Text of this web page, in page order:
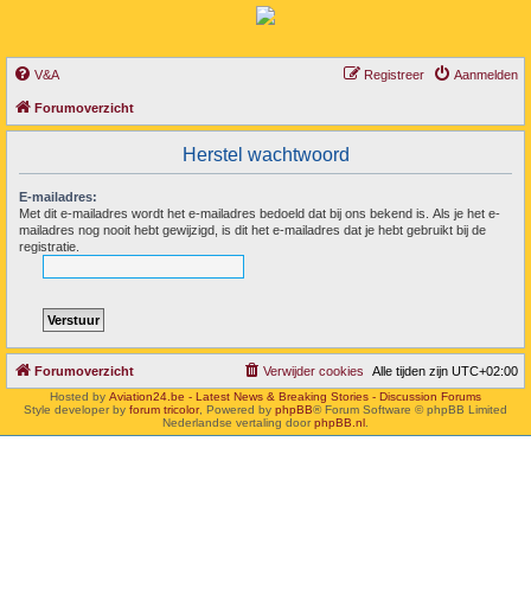
V&A Aanmelden
Registreer
Forumoverzicht
Herstel wachtwoord
E-mailadres:
Met dit e-mailadres wordt het e-mailadres bedoeld dat bij ons bekend is. Als je het e-
mailadres nog nooit hebt gewijzigd, is dit het e-mailadres dat je hebt gebruikt bij de
registratie.
Forumoverzicht Alle tijden zijn UTC+02:00
Verwijder cookies
Hosted by Aviation24.be - Latest News & Breaking Stories - Discussion Forums
Style developer by forum tricolor, Powered by phpBB® Forum Software © phpBB Limited
Nederlandse vertaling doorphpBB.nl